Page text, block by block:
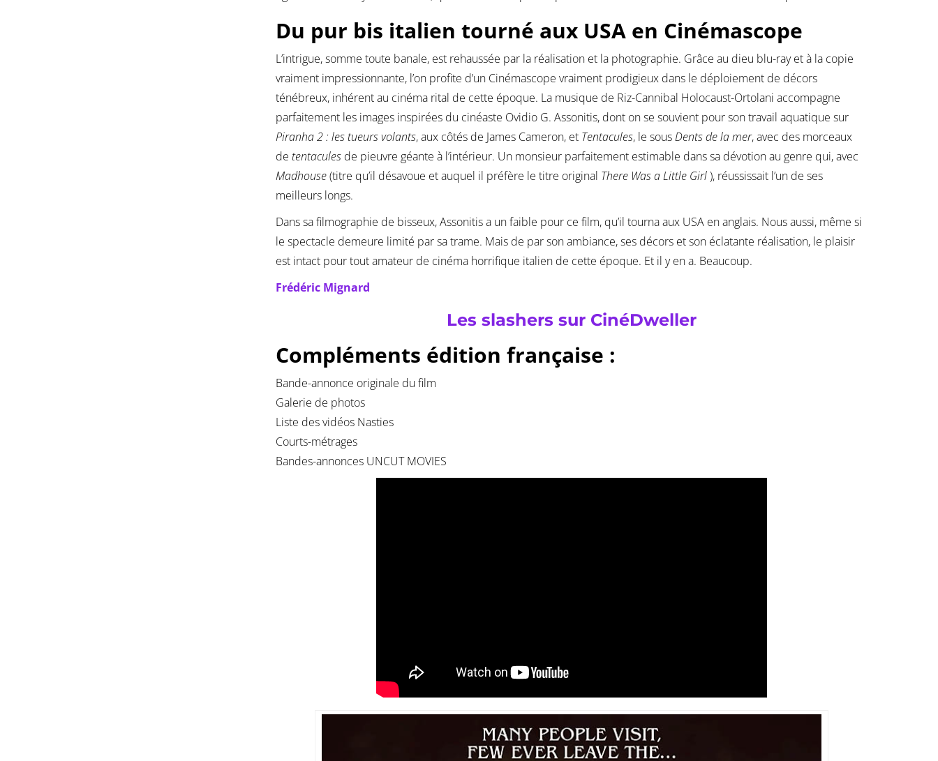
Du pur bis italien tourné aux USA en Cinémascope
L’intrigue, somme toute banale, est rehaussée par la réalisation et la photographie. Grâce au dieu blu-ray et à la copie
vraiment impressionnante, l’on profite d’un Cinémascope vraiment prodigieux dans le déploiement de décors
ténébreux, inhérent au cinéma rital de cette époque. La musique de Riz-Cannibal Holocaust-Ortolani accompagne
parfaitement les images inspirées du cinéaste Ovidio G. Assonitis, dont on se souvient pour son travail aquatique sur
Piranha 2 : les tueurs volants, aux côtés de James Cameron, et Tentacules, le sousDents de la mer, avec des morceaux
de tentacules de pieuvre géante à l’intérieur. Un monsieur parfaitement estimable dans sa dévotion au genre qui, avec
Madhouse(titre qu’il désavoue et auquel il préfère le titre original There Was a Little Girl), réussissait l’un de ses
meilleurs longs.
Dans sa filmographie de bisseux, Assonitis a un faible pour ce film, qu’il tourna aux USA en anglais. Nous aussi, même si
le spectacle demeure limité par sa trame. Mais de par son ambiance, ses décors et son éclatante réalisation, le plaisir
est intact pour tout amateur de cinéma horrifique italien de cette époque. Et il y en a. Beaucoup.
Frédéric Mignard
Les slashers sur CinéDweller
Compléments édition française :
Bande-annonce originale du film
Galerie de photos
Liste des vidéos Nasties
Courts-métrages
Bandes-annonces UNCUT MOVIES